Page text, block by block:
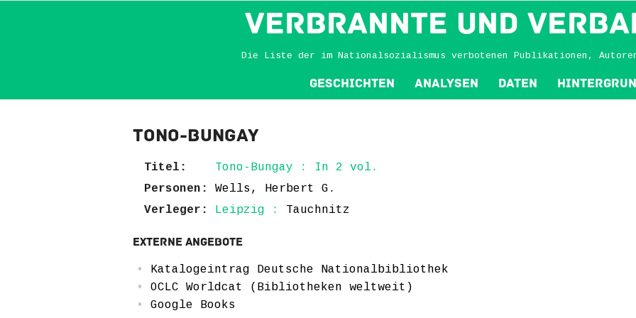
VERBRANNTE und
Die Liste der im Nationalsozialismus verbotenen Publikationen,
Geschichten Analysen Daten
Tono-Bungay
Titel:
Tono-Bungay : In 2 vol.
Personen:
Wells, Herbert G.
Verleger:
Leipzig : Tauchnitz
Externe Angebote
Katalogeintrag Deutsche Nationalbibliothek
OCLC Worldcat (Bibliotheken weltweit)
Google Books